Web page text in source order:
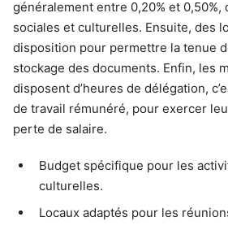
généralement entre 0,20% et 0,50%,
sociales et culturelles. Ensuite, des
disposition pour permettre la tenue
stockage des documents. Enfin, les
disposent d’heures de délégation,
de travail rémunéré, pour exercer
perte de salaire.
Budget spécifique pour les
culturelles.
Locaux adaptés pour les